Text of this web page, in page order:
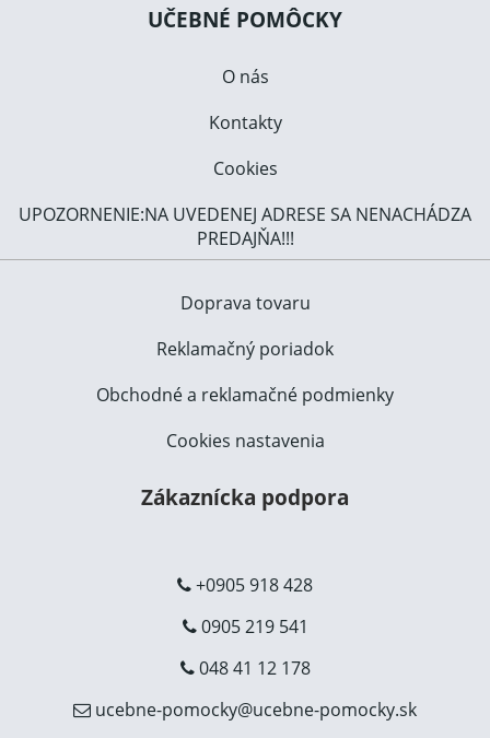
UČEBNÉ POMÔCKY
O nás
Kontakty
Cookies
UPOZORNENIE:NA UVEDENEJ ADRESE SA NENACHÁDZA
PREDAJŇA!!!
Doprava tovaru
Reklamačný poriadok
Obchodné a reklamačné podmienky
Cookies nastavenia
Zákaznícka podpora
+0905 918 428
0905 219 541
048 41 12 178
ucebne-pomocky@ucebne-pomocky.sk